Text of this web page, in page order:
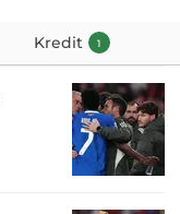
Kredit 1